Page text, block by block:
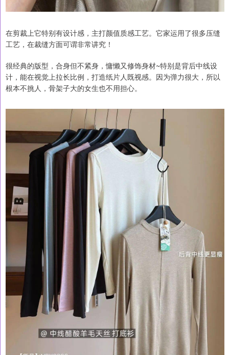
在剪裁上它特别有设计感，主打颜值质感工艺。它家运用了很多压缝
工艺，在裁缝方面可谓非常讲究！
很经典的版型，合身但不紧身，慵懒又修饰身材~特别是背后中线设
计，能在视觉上拉长比例，打造纸片人既视感。因为弹力很大，所以
根本不挑人，骨架子大的女生也不用担心。